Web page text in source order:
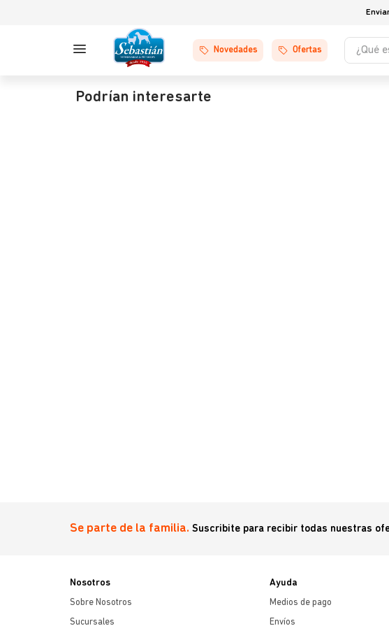
Novedades Ofertas
¿Qué
Podrían interesarte
Se parte de la familia. Suscribite para recibir todas nuestras
Nosotros
Sobre Nosotros
Sucursales
Ayuda
Medios de pago
Envíos